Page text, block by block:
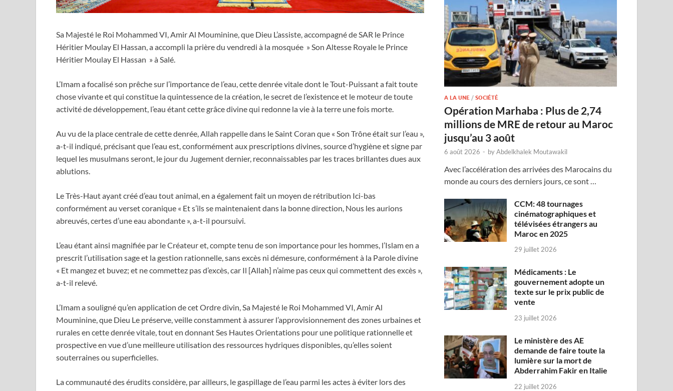
Sa Majesté le Roi Mohammed VI, Amir Al Mouminine, que Dieu L’assiste, accompagné de SAR le Prince
Héritier Moulay El Hassan, a accompli la prière du vendredi à la mosquée » Son Altesse Royale le Prince
Héritier Moulay El Hassan » à Salé.
L’Imam a focalisé son prêche sur l’importance de l’eau, cette denrée vitale dont le Tout-Puissant a fait toute
chose vivante et qui constitue la quintessence de la création, le secret de l’existence et le moteur de toute
activité de développement, l’eau étant cette grâce divine qui redonne la vie à la terre une fois morte.
Au vu de la place centrale de cette denrée, Allah rappelle dans le Saint Coran que « Son Trône était sur l’eau »,
a-t-il indiqué, précisant que l’eau est, conformément aux prescriptions divines, source d’hygiène et signe par
lequel les musulmans seront, le jour du Jugement dernier, reconnaissables par les traces brillantes dues aux
ablutions.
Le Très-Haut ayant créé d’eau tout animal, en a également fait un moyen de rétribution Ici-bas
conformément au verset coranique « Et s’ils se maintenaient dans la bonne direction, Nous les aurions
abreuvés, certes d’une eau abondante », a-t-il poursuivi.
L’eau étant ainsi magnifiée par le Créateur et, compte tenu de son importance pour les hommes, l’Islam en a
prescrit l’utilisation sage et la gestion rationnelle, sans excès ni démesure, conformément à la Parole divine
« Et mangez et buvez; et ne commettez pas d’excès, car Il [Allah] n’aime pas ceux qui commettent des excès »,
a-t-il relevé.
L’Imam a souligné qu’en application de cet Ordre divin, Sa Majesté le Roi Mohammed VI, Amir Al
Mouminine, que Dieu Le préserve, veille constamment à assurer l’approvisionnement des zones urbaines et
rurales en cette denrée vitale, tout en donnant Ses Hautes Orientations pour une politique rationnelle et
prospective en vue d’une meilleure utilisation des ressources hydriques disponibles, qu’elles soient
souterraines ou superficielles.
La communauté des érudits considère, par ailleurs, le gaspillage de l’eau parmi les actes à éviter lors des
A LA UNE /SOCIÉTÉ
Opération Marhaba : Plus de 2,74
millions de MRE de retour au Maroc
jusqu’au 3 août
6 août 2026 - byAbdelkhalek Moutawakil
Avec l’accélération des arrivées des Marocains du
monde au cours des derniers jours, ce sont …
CCM: 48 tournages
cinématographiques et
télévisées étrangers au
Maroc en 2025
29 juillet 2026
Médicaments : Le
gouvernement adopte un
texte sur le prix public de
vente
23 juillet 2026
Le ministère des AE
demande de faire toute la
lumière sur la mort de
Abderrahim Fakir en Italie
22 juillet 2026